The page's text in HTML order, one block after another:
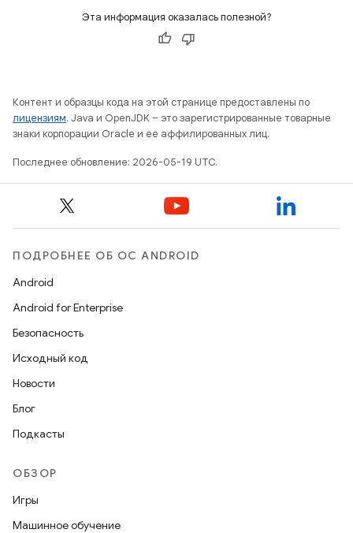
Эта информация оказалась полезной?
Контент и образцы кода на этой странице предоставлены по
лицензиям. Java и OpenJDK – это зарегистрированные товарные
знаки корпорации Oracle и ее аффилированных лиц.
Последнее обновление: 2026-05-19 UTC.
ПОДРОБНЕЕ ОБ ОС ANDROID
Android
Android for Enterprise
Безопасность
Исходный код
Новости
Блог
Подкасты
ОБЗОР
Игры
Машинное обучение